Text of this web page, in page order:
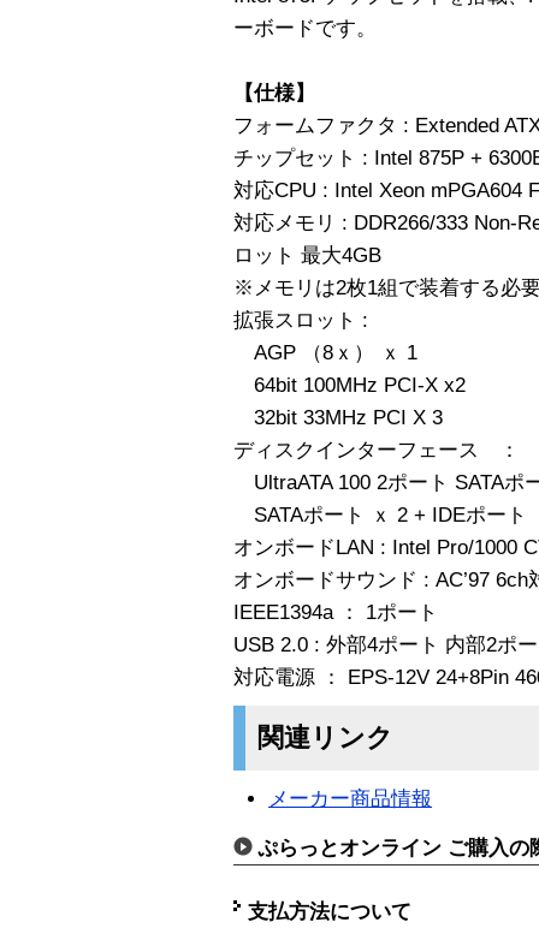
ーボードです。
【仕様】
フォームファクタ : Extended
チップセット : Intel 875P +
対応CPU : Intel Xeon mPGA604
対応メモリ : DDR266/333 Non-
ロット 最大4GB
※メモリは2枚1組で装着する必
拡張スロット :
AGP （8ｘ） ｘ 1
64bit 100MHz PCI-X x2
32bit 33MHz PCI X 3
ディスクインターフェース ：
UltraATA 100 2ポート SATAポ
SATAポート ｘ 2 + IDEポート
オンボードLAN : Intel Pro/1000
オンボードサウンド : AC’97 6ch
IEEE1394a ： 1ポート
USB 2.0 : 外部4ポート 内部2ポ
対応電源 ： EPS-12V 24+8Pin
関連リンク
メーカー商品情報
ぷらっとオンライン ご購入の
支払方法について